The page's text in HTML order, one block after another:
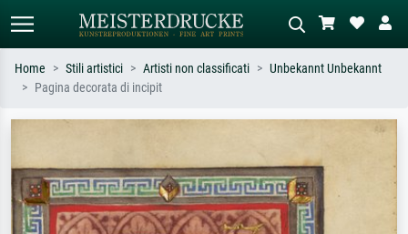
Impressionismo, onda di Hokusai,
nudo.
Descrivi la scena – es. prato verde,
olio scuro, nudo in piedi vicino a un
albero.
Home Stili artistici Artisti non classificati
Unbekannt Unbekannt
Pagina decorata di incipit